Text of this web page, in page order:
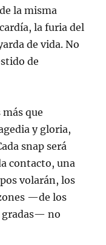
la misma
la furia del
de vida. No
de
que
y gloria,
snap será
contacto, una
volarán, los
—de los
gradas— no